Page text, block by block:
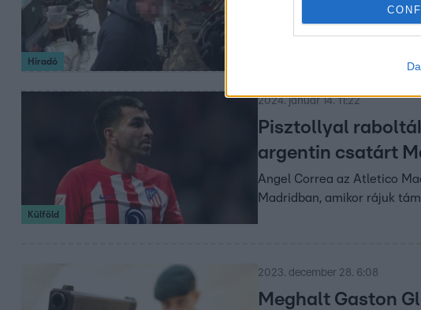
Híradó
Csaknem 70 fegyvert
kommandósaira is
honnan szerezte és mire
Külföld
2024. január 14. 11:22
Pisztollyal
argentin csatárt
Angel Correa az Atletico
Madridban, amikor rájuk
2023. december 28. 6:08
Meghalt Gaston